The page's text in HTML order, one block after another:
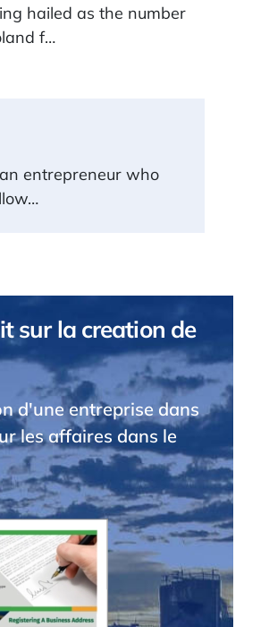
hailed as the number
f…
entrepreneur who
sur la creation de
d'une entreprise dans
les affaires dans le